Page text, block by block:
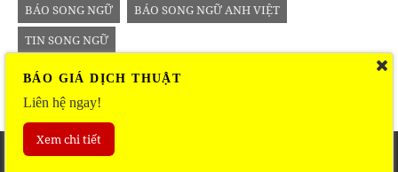
BÁO SONG NGỮ
BÁO SONG NGỮ ANH VIỆT
TIN SONG NGỮ
Copyright © 2016
BÁO GIÁ DỊCH THUẬT
Liên hệ ngay!
Xem chi tiết